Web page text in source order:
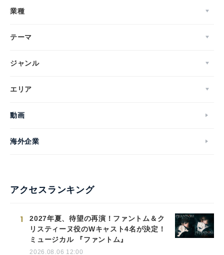
業種
テーマ
ジャンル
エリア
動画
海外企業
アクセスランキング
1
2027年夏、待望の再演！ファントム＆ク
リスティーヌ役のWキャスト4名が決定！
ミュージカル 『ファントム』
2026.08.06 12:00